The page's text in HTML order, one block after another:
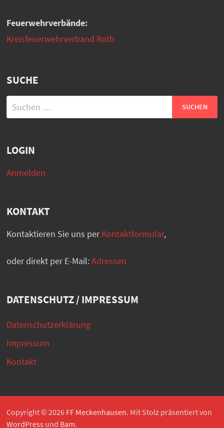
Feuerwehrverbände:
Kreisfeuerwehrverband Roth
SUCHE
Suchen
nach:
LOGIN
Anmelden
KONTAKT
Kontaktieren Sie uns perKontaktformular,
oder direkt per E-Mail:Adressen
DATENSCHUTZ / IMPRESSUM
Datenschutzerklärung
Impressum
Kontakt
Copyright © 2026 FF Meckenhausen. Mit Stolz präsentiert von
WordPress und Bam.